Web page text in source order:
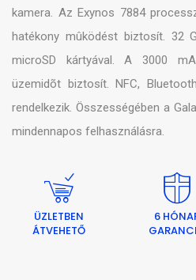
kamera. Az Exynos 7884
hatékony mûködést biztosít. 32
microSD kártyával. A 3000
üzemidõt biztosít. NFC,
rendelkezik. Összességében a
mindennapos felhasználásra.
ÜZLETBEN
ÁTVEHETŐ
6